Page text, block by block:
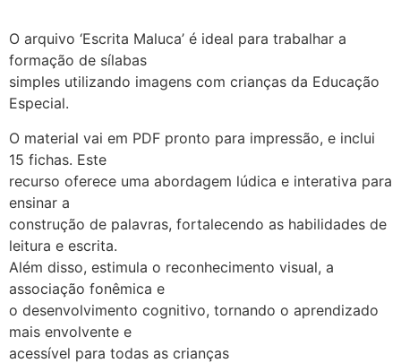
O arquivo ‘Escrita Maluca’ é ideal para trabalhar a
formação de sílabas
simples utilizando imagens com crianças da Educação
Especial.
O material vai em PDF pronto para impressão, e inclui
15 fichas. Este
recurso oferece uma abordagem lúdica e interativa para
ensinar a
construção de palavras, fortalecendo as habilidades de
leitura e escrita.
Além disso, estimula o reconhecimento visual, a
associação fonêmica e
o desenvolvimento cognitivo, tornando o aprendizado
mais envolvente e
acessível para todas as crianças